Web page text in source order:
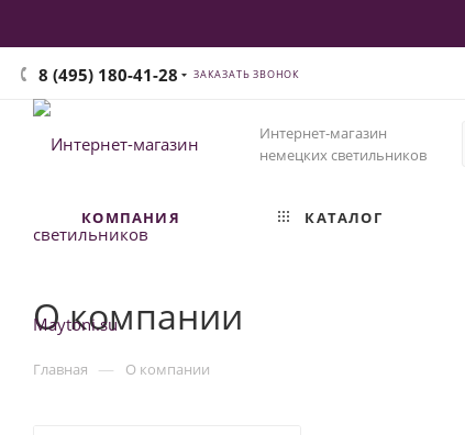
8 (495) 180-41-28 ЗАКАЗАТЬ ЗВОНОК
Интернет-магазин
немецких светильников
КОМПАНИЯ КАТАЛОГ
О компании
Главная — О компании